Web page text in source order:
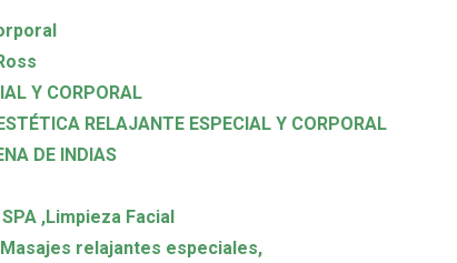
Y CORPORAL
RELAJANTE ESPECIAL Y CORPORAL
DE INDIAS
SPA ,Limpieza Facial
relajantes especiales,